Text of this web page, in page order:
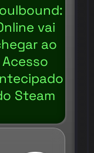
vai
ao
Acesso
Steam